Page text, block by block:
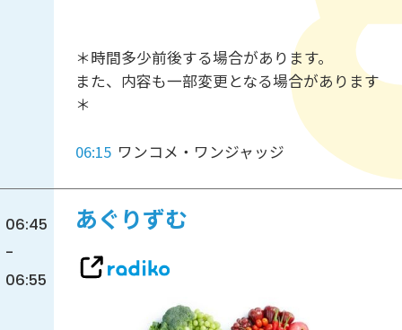
＊時間多少前後する場合があります。
また、内容も一部変更となる場合があります
＊
06:15 ワンコメ・ワンジャッジ
06:45
-
06:55
あぐりずむ